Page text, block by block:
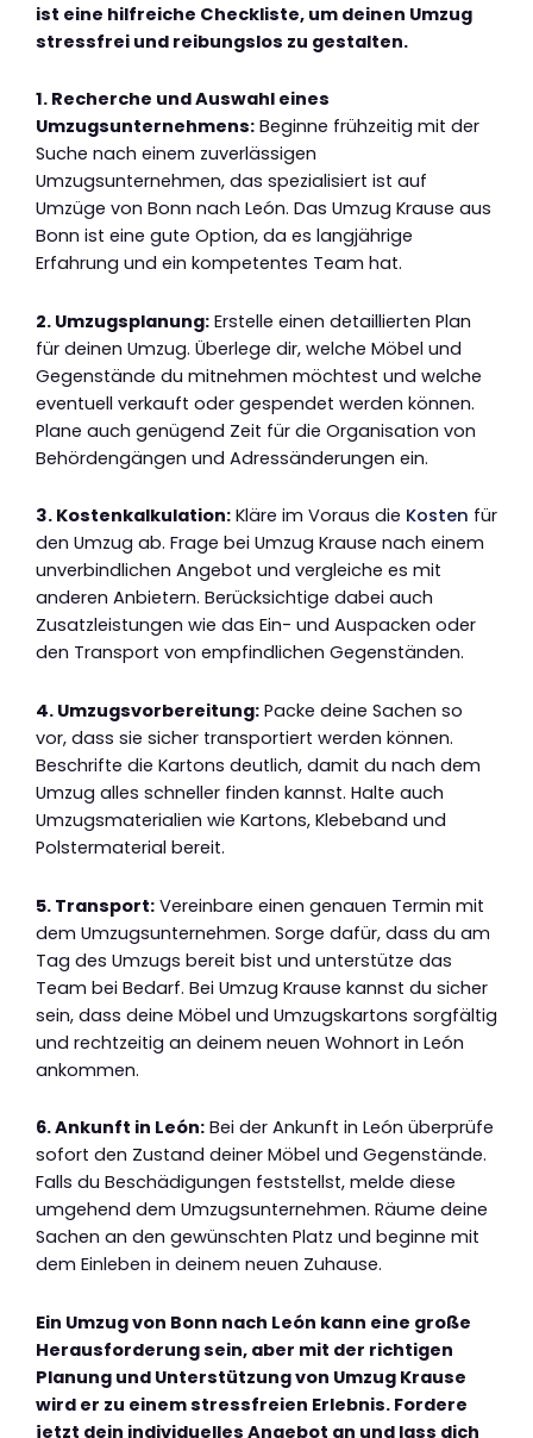
ist eine hilfreiche Checkliste, um deinen Umzug
stressfrei und reibungslos zu gestalten.
1. Recherche und Auswahl eines
Umzugsunternehmens: Beginne frühzeitig mit der
Suche nach einem zuverlässigen
Umzugsunternehmen, das spezialisiert ist auf
Umzüge von Bonn nach León. Das Umzug Krause aus
Bonn ist eine gute Option, da es langjährige
Erfahrung und ein kompetentes Team hat.
2. Umzugsplanung: Erstelle einen detaillierten Plan
für deinen Umzug. Überlege dir, welche Möbel und
Gegenstände du mitnehmen möchtest und welche
eventuell verkauft oder gespendet werden können.
Plane auch genügend Zeit für die Organisation von
Behördengängen und Adressänderungen ein.
3. Kostenkalkulation: Kläre im Voraus die Kosten für
den Umzug ab. Frage bei Umzug Krause nach einem
unverbindlichen Angebot und vergleiche es mit
anderen Anbietern. Berücksichtige dabei auch
Zusatzleistungen wie das Ein- und Auspacken oder
den Transport von empfindlichen Gegenständen.
4. Umzugsvorbereitung: Packe deine Sachen so
vor, dass sie sicher transportiert werden können.
Beschrifte die Kartons deutlich, damit du nach dem
Umzug alles schneller finden kannst. Halte auch
Umzugsmaterialien wie Kartons, Klebeband und
Polstermaterial bereit.
5. Transport: Vereinbare einen genauen Termin mit
dem Umzugsunternehmen. Sorge dafür, dass du am
Tag des Umzugs bereit bist und unterstütze das
Team bei Bedarf. Bei Umzug Krause kannst du sicher
sein, dass deine Möbel und Umzugskartons sorgfältig
und rechtzeitig an deinem neuen Wohnort in León
ankommen.
6. Ankunft in León: Bei der Ankunft in León überprüfe
sofort den Zustand deiner Möbel und Gegenstände.
Falls du Beschädigungen feststellst, melde diese
umgehend dem Umzugsunternehmen. Räume deine
Sachen an den gewünschten Platz und beginne mit
dem Einleben in deinem neuen Zuhause.
Ein Umzug von Bonn nach León kann eine große
Herausforderung sein, aber mit der richtigen
Planung und Unterstützung von Umzug Krause
wird er zu einem stressfreien Erlebnis. Fordere
jetzt dein individuelles Angebot an und lass dich